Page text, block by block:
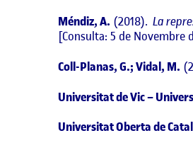
Méndiz, A. (2018). La
[Consulta: 5 de Novembre
Coll-Planas, G.; Vidal, M.
Universitat de Vic –
Universitat Oberta de